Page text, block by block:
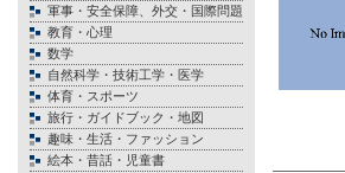
軍事・安全保障、外交・国際問題
教育・心理
数学
自然科学・技術工学・医学
体育・スポーツ
旅行・ガイドブック・地図
趣味・生活・ファッション
絵本・昔話・児童書